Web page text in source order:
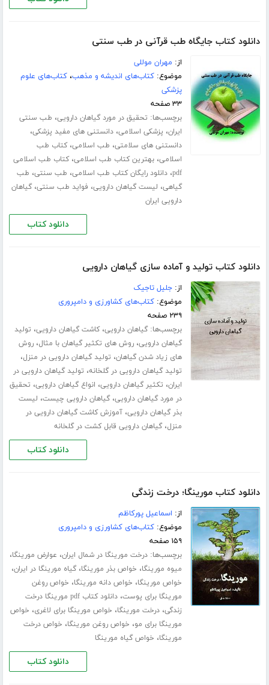
دانلود کتاب جایگاه طب قرآنی در طب سنتی
از: مهران موللی
موضوع:کتاب‌های اندیشه و مذهب،کتاب‌های علوم
پزشکی
۳۳ صفحه
برچسب‌ها: تحقیق در مورد گیاهان دارویی، طب سنتی
ایران، پزشکی اسلامی،دانستنی های مفید پزشکی،
دانستنی های سلامتی، طب اسلامی،کتاب طب
اسلامی،بهترین کتاب طب اسلامی،کتاب طب اسلامی
pdf،دانلود رایگان کتاب طب اسلامی، طب سنتی، طب
گیاهی، لیست گیاهان دارویی، فواید طب سنتی،گیاهان
دارویی ایران
دانلود کتاب
دانلود کتاب تولید و آماده سازی گیاهان دارویی
از:جلیل تاجیک
موضوع:کتاب‌های کشاورزی و دامپروری
۲۳۹ صفحه
برچسب‌ها:گیاهان دارویی،کاشت گیاهان دارویی، تولید
گیاهان دارویی،روش های تکثیر گیاهان با مثال،روش
های زیاد شدن گیاهان، تولید گیاهان دارویی در منزل،
تولید گیاهان دارویی در گلخانه، تولید گیاهان دارویی در
ایران، تکثیر گیاهان دارویی، انواع گیاهان دارویی، تحقیق
در مورد گیاهان دارویی،گیاهان دارویی چیست، لیست
بذر گیاهان دارویی،آموزش کاشت گیاهان دارویی در
منزل،گیاهان دارویی قابل کشت در گلخانه
دانلود کتاب
دانلود کتاب مورینگا؛ درخت زندگی
از: اسماعیل پورکاظم
موضوع:کتاب‌های کشاورزی و دامپروری
۱۵۹ صفحه
برچسب‌ها:درخت مورینگا در شمال ایران، عوارض مورینگا،
میوه مورینگا، خواص بذر مورینگا،گیاه مورینگا در ایران،
خواص مورینگا، خواص دانه مورینگا، خواص روغن
مورینگا برای پوست،
دانلود کتاب pdf مورینگا درخت
زندگی،درخت مورینگا، خواص مورینگا برای لاغری، خواص
مورینگا برای مو، خواص روغن مورینگا، خواص درخت
مورینگا، خواص گیاه مورینگا
دانلود کتاب